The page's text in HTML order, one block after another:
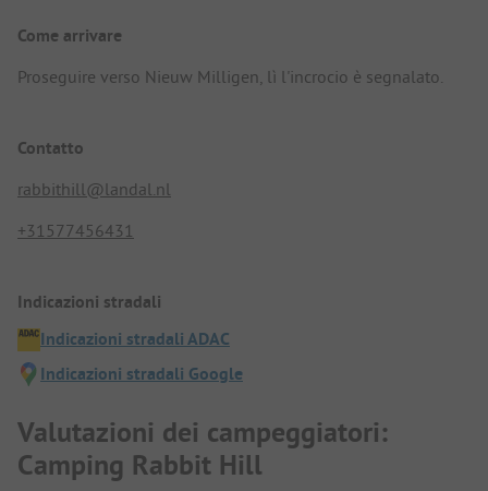
Come arrivare
Proseguire verso Nieuw Milligen, lì l'incrocio è segnalato.
Contatto
rabbithill@landal.nl
+31577456431
Indicazioni stradali
Indicazioni stradali ADAC
Indicazioni stradali Google
Valutazioni dei campeggiatori:
Camping Rabbit Hill